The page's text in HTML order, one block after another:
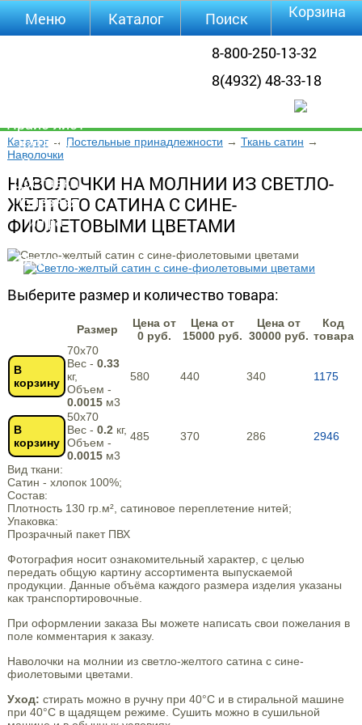
8-800-250-13-32
8(4932) 48-33-18
Каталог→ Постельные принадлежности → Ткань сатин →
Наволочки
НАВОЛОЧКИ НА МОЛНИИ ИЗ СВЕТЛО-
ЖЕЛТОГО САТИНА С СИНЕ-
ФИОЛЕТОВЫМИ ЦВЕТАМИ
Выберите размер и количество товара:
Размер
Цена от
0 руб.
Цена от
15000 руб.
Цена от
30000 руб.
Код
товара
В
корзину
70х70
Вес - 0.33
кг,
Объем -
0.0015м3
580 440 340 1175
В
корзину
50х70
Вес - 0.2 кг,
Объем -
0.0015м3
485 370 286 2946
Вид ткани:
Сатин - хлопок 100%;
Состав:
Плотность 130 гр.м², сатиновое переплетение нитей;
Упаковка:
Прозрачный пакет ПВХ
Фотография носит ознакомительный характер, с целью
передать общую картину ассортимента выпускаемой
продукции. Данные объёма каждого размера изделия указаны
как транспортировочные.
При оформлении заказа Вы можете написать свои пожелания в
поле комментария к заказу.
Наволочки на молнии из светло-желтого сатина с сине-
фиолетовыми цветами.
Уход: стирать можно в ручну при 40°С и в стиральной машине
при 40°С в щадящем режиме. Сушить можно в сушильной
Меню
Прайс-лист
Каталог
Оплата
Доставка
Полезная
инфа
Отзывы
Видео
Каталог Поиск Корзина